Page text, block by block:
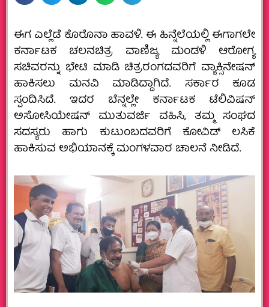
ಈಗ ಎಲ್ಲೆಡೆ ಕೊರೊನಾ ಹಾವಳಿ. ಈ ಹಿನ್ನೆಲೆಯಲ್ಲಿ ಈಗಾಗಲೇ
ಕರ್ನಾಟಕ ಚಲನಚಿತ್ರ ವಾಣಿಜ್ಯ ಮಂಡಳಿ ಆರೋಗ್ಯ
ಸಚಿವರನ್ನು ಭೇಟಿ ಮಾಡಿ ಚಿತ್ರರಂಗದವರಿಗೆ ವ್ಯಾಕ್ಸಿನೇಷನ್‌
ಹಾಕಿಸಲು ಮನವಿ ಮಾಡಿದ್ದಾಗಿದೆ. ಸರ್ಕಾರ ಕೂಡ
ಸ್ಪಂದಿಸಿದೆ. ಇದರ ಬೆನ್ನಲ್ಲೇ ಕರ್ನಾಟಕ ಟೆಲಿವಿಷನ್
ಅಸೋಸಿಯೇಷನ್ ಮುತುವರ್ಜಿ ವಹಿಸಿ, ತಮ್ಮ ಸಂಘದ
ಸದಸ್ಯರು ಹಾಗು ಕುಟುಂಬದವರಿಗೆ ಕೋವಿಡ್ ಲಸಿಕೆ
ಹಾಕಿಸುವ ಅಭಿಯಾನಕ್ಕೆ ಮಂಗಳವಾರ ಚಾಲನೆ ನೀಡಿದೆ.